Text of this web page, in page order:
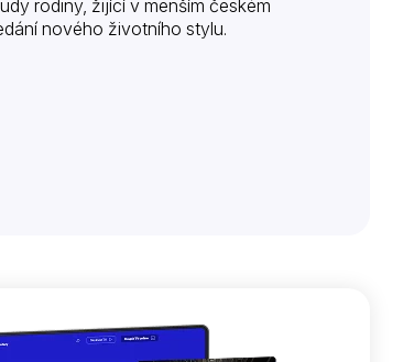
rodiny, žijící v menším českém
nového životního stylu.